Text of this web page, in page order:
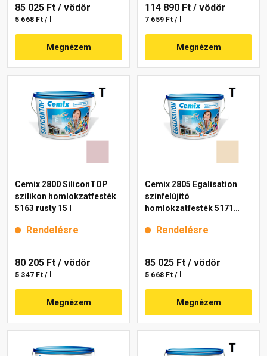
85 025 Ft / vödör
5 668 Ft / l
Megnézem
114 890 Ft / vödör
7 659 Ft / l
Megnézem
Cemix 2800 SiliconTOP
szilikon homlokzatfesték
5163 rusty 15 l
Rendelésre
80 205 Ft / vödör
5 347 Ft / l
Megnézem
Cemix 2805 Egalisation
színfelújító
homlokzatfesték 5171
Rendelésre
85 025 Ft / vödör
5 668 Ft / l
Megnézem